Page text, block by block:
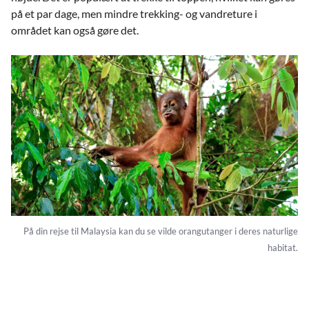
på et par dage, men mindre trekking- og vandreture i
området kan også gøre det.
På din rejse til Malaysia kan du se vilde orangutanger i deres naturlige
habitat.